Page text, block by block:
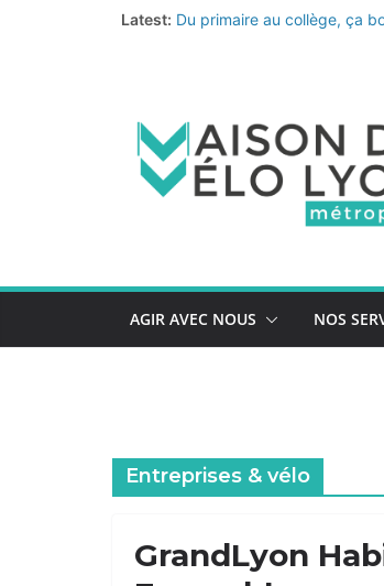
Latest: Du primaire au collège, ça
AGIR AVEC NOUS NOS
Entreprises & vélo
GrandLyon